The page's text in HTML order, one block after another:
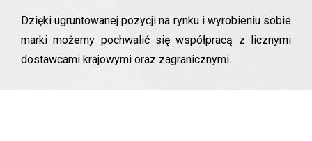
Dzięki ugruntowanej pozycji na rynku i wyrobieniu sobie
marki możemy pochwalić się współpracą z licznymi
dostawcami krajowymi oraz zagranicznymi.